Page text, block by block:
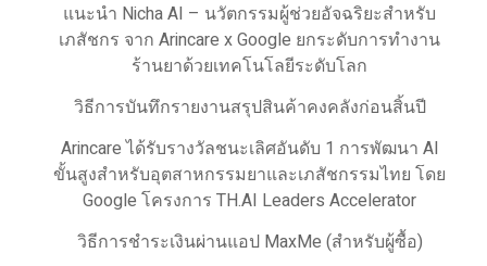
แนะนำ Nicha AI – นวัตกรรมผู้ช่วยอัจฉริยะสำหรับ
เภสัชกร จาก Arincare x Google ยกระดับการทำงาน
ร้านยาด้วยเทคโนโลยีระดับโลก
วิธีการบันทึกรายงานสรุปสินค้าคงคลังก่อนสิ้นปี
Arincare ได้รับรางวัลชนะเลิศอันดับ 1 การพัฒนา AI
ขั้นสูงสำหรับอุตสาหกรรมยาและเภสัชกรรมไทย โดย
Google โครงการ TH.AI Leaders Accelerator
วิธีการชำระเงินผ่านแอป MaxMe (สำหรับผู้ซื้อ)